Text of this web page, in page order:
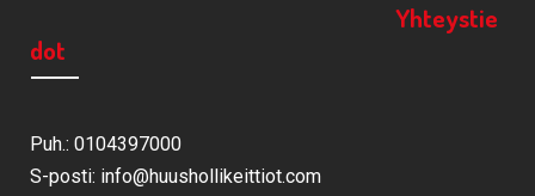
Yhteystie
dot
Puh.: 0104397000
S-posti: info@huushollikeittiot.com